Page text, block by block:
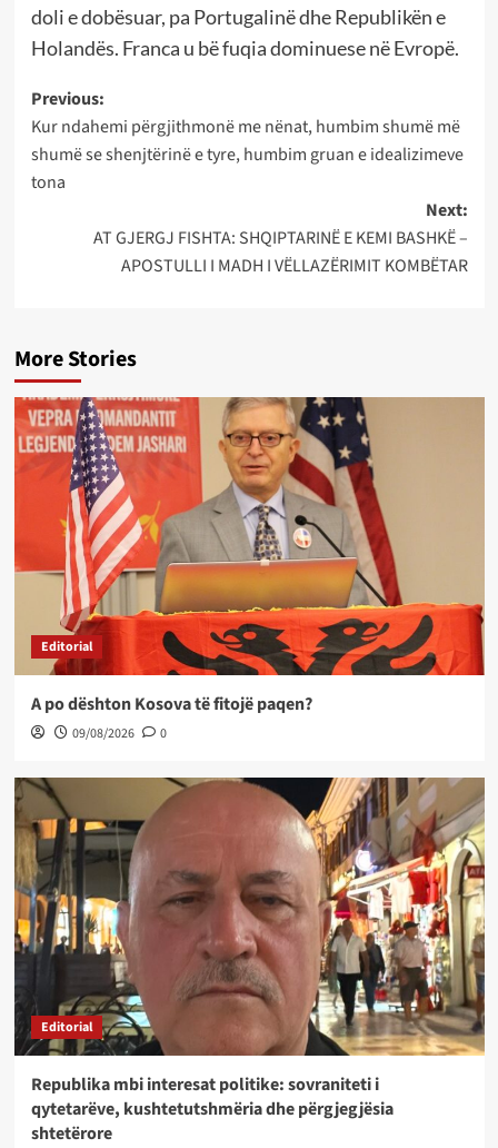
doli e dobësuar, pa Portugalinë dhe Republikën e
Holandës. Franca u bë fuqia dominuese në Evropë.
Post
navigation
Previous:
Kur ndahemi përgjithmonë me nënat, humbim shumë më
shumë se shenjtërinë e tyre, humbim gruan e idealizimeve
tona
Next:
AT GJERGJ FISHTA: SHQIPTARINË E KEMI BASHKË –
APOSTULLI I MADH I VËLLAZËRIMIT KOMBËTAR
More Stories
Editorial
A po dështon Kosova të fitojë paqen?
09/08/2026 0
Editorial
Republika mbi interesat politike: sovraniteti i
qytetarëve, kushtetutshmëria dhe përgjegjësia
shtetërore